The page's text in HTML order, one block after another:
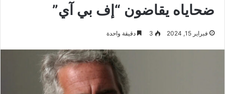
ضحاياه يقاضون “إف بي آي”
فبراير 15, 2024 3 دقيقة واحدة